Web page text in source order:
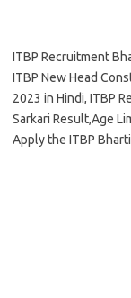
ITBP Recruitment
ITBP New Head
2023 in Hindi, ITBP
Sarkari Result,Age
Apply the ITBP